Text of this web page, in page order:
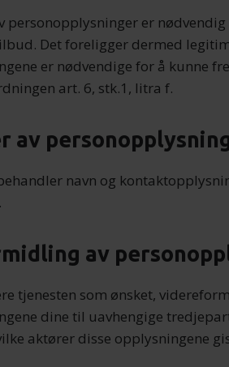
personopplysninger er
Det foreligger dermed
er nødvendige for å kunne
art. 6, stk.1, litra f.
av
navn og
av
tjenesten som ønsket,
dine til uavhengige
aktører disse opplysningene